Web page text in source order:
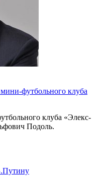
футбольного клуба
клуба «Элекс-
Подоль.